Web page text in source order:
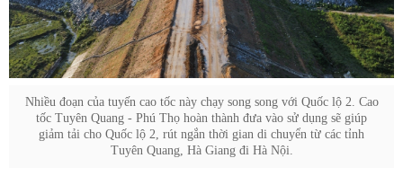
Nhiều đoạn của tuyến cao tốc này chạy song song với Quốc lộ 2. Cao
tốc Tuyên Quang - Phú Thọ hoàn thành đưa vào sử dụng sẽ giúp
giảm tải cho Quốc lộ 2, rút ngắn thời gian di chuyển từ các tỉnh
Tuyên Quang, Hà Giang đi Hà Nội.